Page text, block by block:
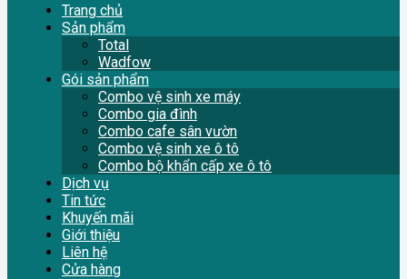
Trang chủ
Sản phẩm
Total
Wadfow
Gói sản phẩm
Combo vệ sinh xe máy
Combo gia đình
Combo cafe sân vườn
Combo vệ sinh xe ô tô
Combo bộ khẩn cấp xe ô tô
Dịch vụ
Tin tức
Khuyến mãi
Giới thiệu
Liên hệ
Cửa hàng